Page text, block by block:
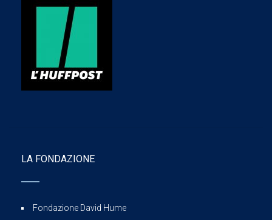
LA FONDAZIONE
Fondazione David Hume